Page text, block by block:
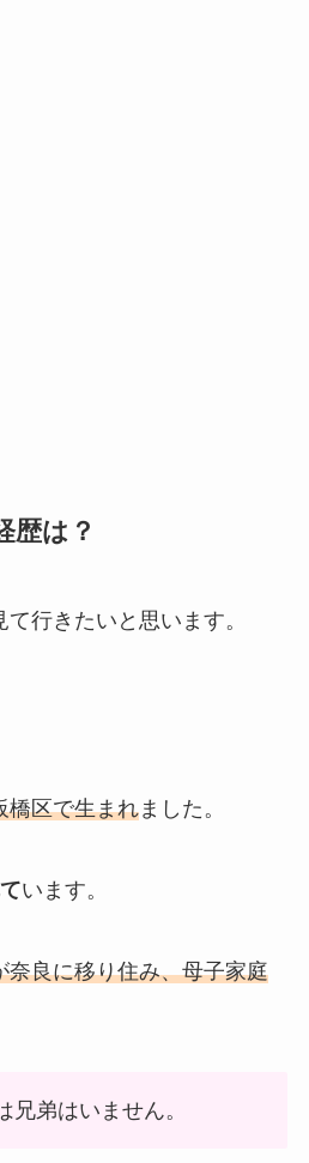
歴は？
行きたいと思います。
橋区で生まれました。
います。
奈良に移り住み、母子家庭
兄弟はいません。